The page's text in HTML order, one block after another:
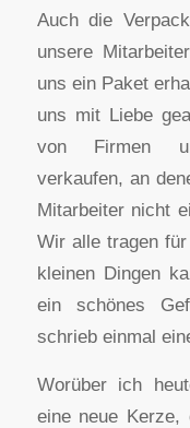
Auch die
unsere
uns ein Paket
uns mit Liebe
von Firmen
verkaufen, an
Mitarbeiter nicht
Wir alle tragen für
kleinen Dingen
ein schönes
schrieb einmal
Worüber ich
eine neue